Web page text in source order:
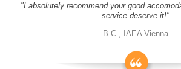
"I absolutely recommend your good
service deserve it!"
B.C., IAEA Vienna